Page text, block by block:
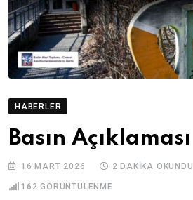
HABERLER
Basın Açıklaması
16 MART 2026 2 DAKIKA OKUNDU
162 GÖRÜNTÜLENME